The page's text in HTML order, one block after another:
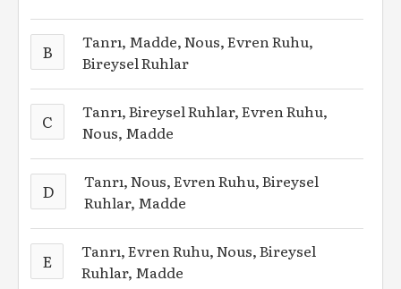
B
Tanrı, Madde, Nous, Evren Ruhu,
Bireysel Ruhlar
C
Tanrı, Bireysel Ruhlar, Evren Ruhu,
Nous, Madde
D
Tanrı, Nous, Evren Ruhu, Bireysel
Ruhlar, Madde
E
Tanrı, Evren Ruhu, Nous, Bireysel
Ruhlar, Madde